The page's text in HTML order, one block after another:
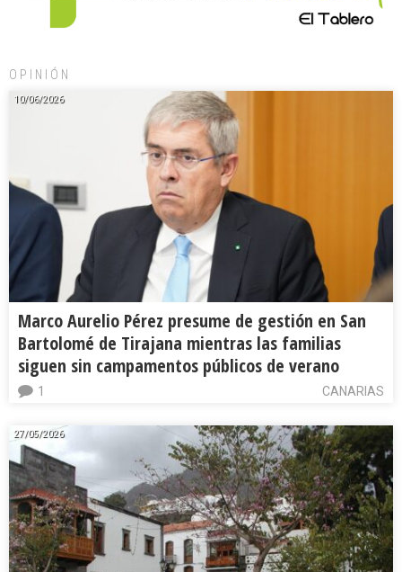
OPINIÓN
10/06/2026
Marco Aurelio Pérez presume de gestión en San
Bartolomé de Tirajana mientras las familias
siguen sin campamentos públicos de verano
CANARIAS
1
27/05/2026